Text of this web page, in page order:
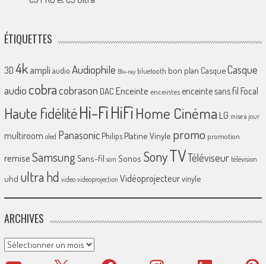
ÉTIQUETTES
3D 4k ampliaudio Audiophile Blu-ray bluetooth bon plan CasqueCasque
audio cobracobrason DAC Enceinte enceintes enceinte sans fil Focal
Haute fidélitéHi-FiHiFiHome Cinéma LG mise à jour
multiroom oled Panasonic Philips Platine Vinyle promo promotion
remiseSamsungSans-fil son Sonos SonyTVTéléviseur télévision
uhd ultra hd video videoprojection Vidéoprojecteurvinyle
ARCHIVES
Archives